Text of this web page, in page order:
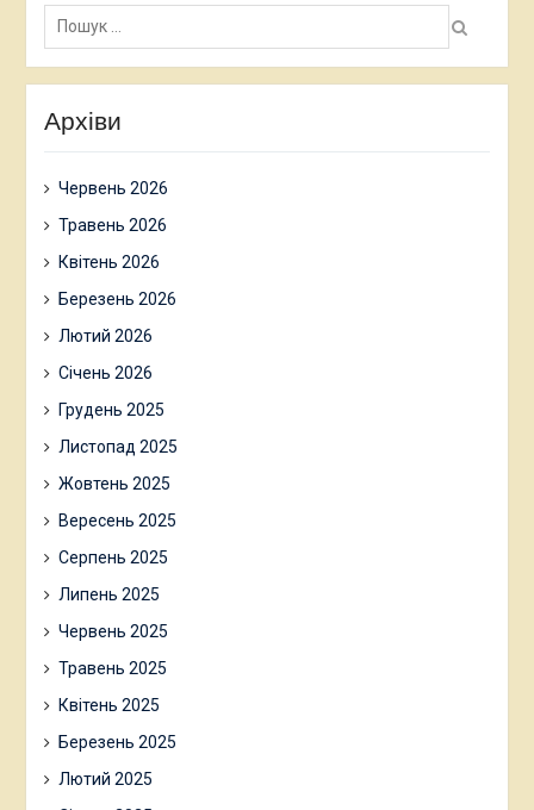
Пошук:
Архіви
Червень 2026
Травень 2026
Квітень 2026
Березень 2026
Лютий 2026
Січень 2026
Грудень 2025
Листопад 2025
Жовтень 2025
Вересень 2025
Серпень 2025
Липень 2025
Червень 2025
Травень 2025
Квітень 2025
Березень 2025
Лютий 2025